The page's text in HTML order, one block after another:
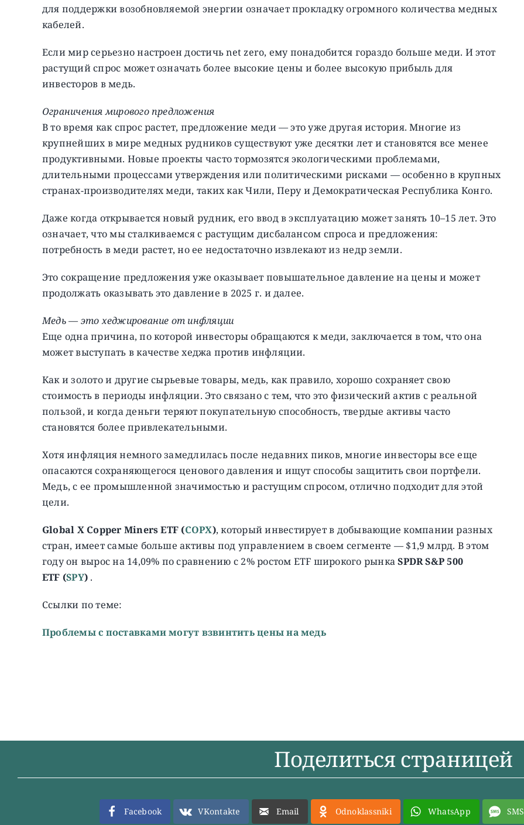
для поддержки возобновляемой энергии означает прокладку огромного количества медных
кабелей.
Если мир серьезно настроен достичь net zero, ему понадобится гораздо больше меди. И этот
растущий спрос может означать более высокие цены и более высокую прибыль для
инвесторов в медь.
Ограничения мирового предложения
В то время как спрос растет, предложение меди — это уже другая история. Многие из
крупнейших в мире медных рудников существуют уже десятки лет и становятся все менее
продуктивными. Новые проекты часто тормозятся экологическими проблемами,
длительными процессами утверждения или политическими рисками — особенно в крупных
странах-производителях меди, таких как Чили, Перу и Демократическая Республика Конго.
Даже когда открывается новый рудник, его ввод в эксплуатацию может занять 10–15 лет. Это
означает, что мы сталкиваемся с растущим дисбалансом спроса и предложения:
потребность в меди растет, но ее недостаточно извлекают из недр земли.
Это сокращение предложения уже оказывает повышательное давление на цены и может
продолжать оказывать это давление в 2025 г. и далее.
Медь — это хеджирование от инфляции
Еще одна причина, по которой инвесторы обращаются к меди, заключается в том, что она
может выступать в качестве хеджа против инфляции.
Как и золото и другие сырьевые товары, медь, как правило, хорошо сохраняет свою
стоимость в периоды инфляции. Это связано с тем, что это физический актив с реальной
пользой, и когда деньги теряют покупательную способность, твердые активы часто
становятся более привлекательными.
Хотя инфляция немного замедлилась после недавних пиков, многие инвесторы все еще
опасаются сохраняющегося ценового давления и ищут способы защитить свои портфели.
Медь, с ее промышленной значимостью и растущим спросом, отлично подходит для этой
цели.
Global X Copper Miners ETF (COPX), который инвестирует в добывающие компании разных
стран, имеет самые больше активы под управлением в своем сегменте — $1,9 млрд. В этом
году он вырос на 14,09% по сравнению с 2% ростом ETF широкого рынкаSPDR S&P 500
ETF (SPY) .
Ссылки по теме:
Проблемы с поставками могут взвинтить цены на медь
Поделиться страницей
Facebook VKontakte Email Odnoklassniki WhatsApp SMS